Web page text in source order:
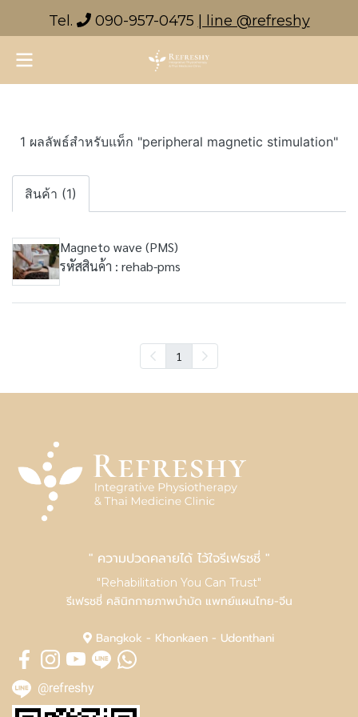
Tel. 090-957-0475 | line @refreshy
1 ผลลัพธ์สำหรับแท็ก "peripheral magnetic stimulation"
สินค้า (1)
Magneto wave (PMS)
รหัสสินค้า : rehab-pms
1
" ความปวดคลายได้ ไว้ใจรีเฟรชชี่ "
"Rehabilitation You Can Trust"
รีเฟรชชี่ คลินิกกายภาพบำบัด แพทย์แผนไทย-จีน
Bangkok - Khonkaen - Udonthani
@refreshy